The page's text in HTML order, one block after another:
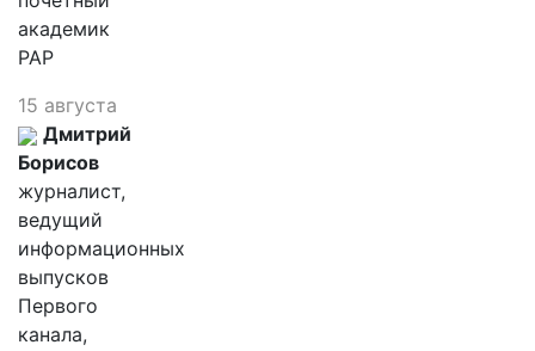
академик
РАР
15 августа
Дмитрий
Борисов
журналист,
ведущий
информационных
выпусков
Первого
канала,